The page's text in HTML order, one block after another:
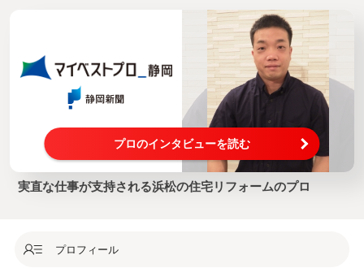
プロのインタビューを読む
実直な仕事が支持される浜松の住宅リフォームのプロ
プロフィール